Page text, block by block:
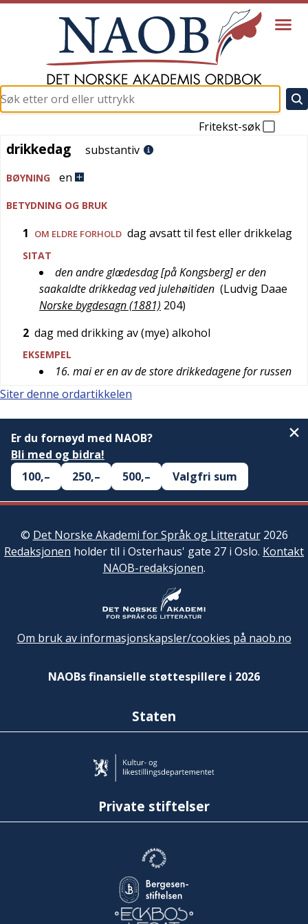
Fritekst-søk
drikkedag
drikkedag substantiv
BØYNING en
BETYDNING OG BRUK
1 OM ELDRE FORHOLD dag avsatt til fest eller drikkelag
SITAT
den andre glædesdag [på Kongsberg] er den
saakaldte drikkedag ved julehøitiden (Ludvig Daae
Norske bygdesagn (1881) 204)
2 dag med drikking av (mye) alkohol
EKSEMPEL
16. mai er en av de store drikkedagene for russen
Siter denne ordartikkelen
Er du fornøyd med NAOB?
Bli med og bidra!
100,–
250,– 500,– Valgfri sum
© Det Norske Akademi for Språk og Litteratur2026
Redaksjonen holder til i Osterhaus' gate 27 i Oslo. Kontakt
NAOB-redaksjonen.
Om bruk av informasjonskapsler/cookies på naob.no
NAOBs finansielle støttespillere i 2026
Staten
Private stiftelser